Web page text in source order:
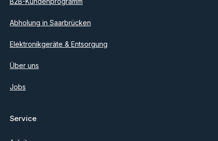
Filament: 1000 g Bruttogewicht inklusive Verpackung: 1350 g
Abholung in Saarbrücken
Elektronikgeräte & Entsorgung
Über uns
Jobs
Service